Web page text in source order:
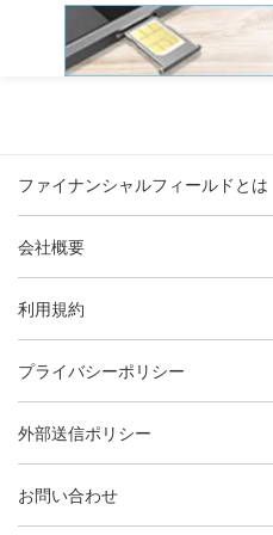
ファイナンシャルフィールドとは
会社概要
利用規約
プライバシーポリシー
外部送信ポリシー
お問い合わせ